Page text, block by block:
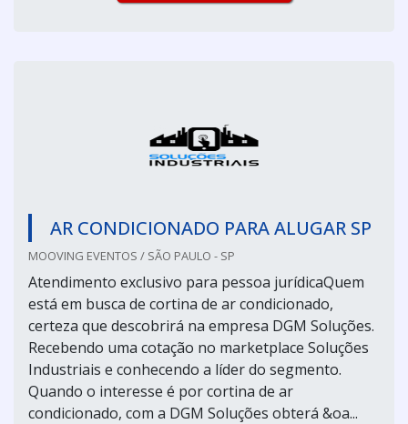
AR CONDICIONADO PARA ALUGAR SP
MOOVING EVENTOS / SÃO PAULO - SP
Atendimento exclusivo para pessoa jurídicaQuem
está em busca de cortina de ar condicionado,
certeza que descobrirá na empresa DGM Soluções.
Recebendo uma cotação no marketplace Soluções
Industriais e conhecendo a líder do segmento.
Quando o interesse é por cortina de ar
condicionado, com a DGM Soluções obterá &oa...